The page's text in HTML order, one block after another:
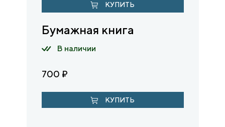
КУПИТЬ
Бумажная книга
В наличии
700 ₽
КУПИТЬ